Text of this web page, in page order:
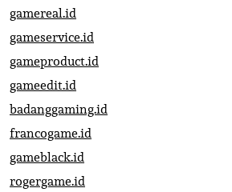
gamereal.id
gameservice.id
gameproduct.id
gameedit.id
badanggaming.id
francogame.id
gameblack.id
rogergame.id